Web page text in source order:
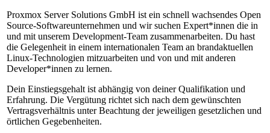
Proxmox Server Solutions GmbH ist ein schnell wachsendes Open
Source-Softwareunternehmen und wir suchen Expert*innen die in
und mit unserem Development-Team zusammenarbeiten. Du hast
die Gelegenheit in einem internationalen Team an brandaktuellen
Linux-Technologien mitzuarbeiten und von und mit anderen
Developer*innen zu lernen.
Dein Einstiegsgehalt ist abhängig von deiner Qualifikation und
Erfahrung. Die Vergütung richtet sich nach dem gewünschten
Vertragsverhältnis unter Beachtung der jeweiligen gesetzlichen und
örtlichen Gegebenheiten.